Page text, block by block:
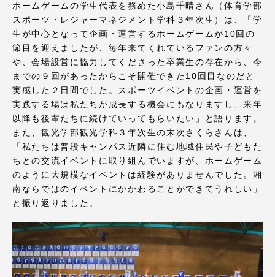
ホームゲームの学生代表を務めた小島千晴さん（体育学部
スポーツ・レジャーマネジメント学科３年次生）は、「学
生が中心となって企画・運営するホームゲームが10回の
節目を迎えましたが、毎年来てくれているファンの方々
や、会場設営に協力してくださった卒業生の存在から、今
までの９回があったからこそ開催できた10回目なのだと
実感した２日間でした。スポーツイベントの企画・運営を
実践する場は私たちが成長する機会にもなりますし、来年
以降も後輩たちに続けていってもらいたい」と語ります。
また、観光学部観光学科３年次生の末次さくらさんは、
「私たちは普段キャンパス近隣に住む地域住民や子どもた
ちとの交流イベントに取り組んでいますが、ホームゲーム
のように大規模なイベントは経験がありませんでした。湘
南ならではのイベントにかかわることができてうれしい」
と振り返りました。
TOKAIスポーツ
ニュースリリース
卒業にあたってのアンケート
認証評価
教育研究上の目的及び養成する人材像と３つの
ポリシー